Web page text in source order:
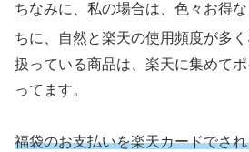
ちなみに、私の場合は、色々お得
ちに、自然と楽天の使用頻度が多
扱っている商品は、楽天に集めて
ってます。
福袋のお支払いを楽天カードでさ